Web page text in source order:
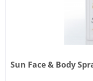
Sun Face & Body